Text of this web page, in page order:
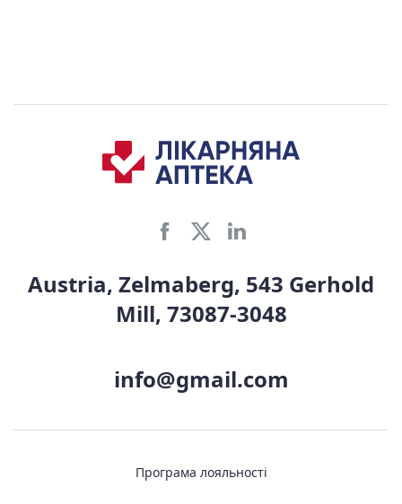
Austria, Zelmaberg, 543 Gerhold
Mill, 73087-3048
info@gmail.com
Програма лояльності